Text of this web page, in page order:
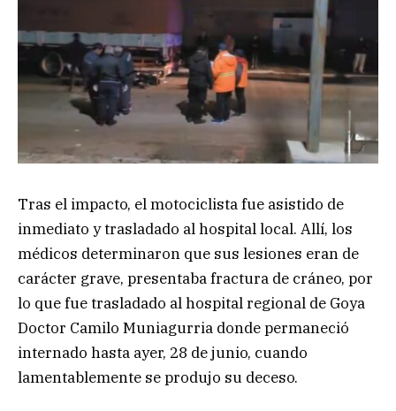
Tras el impacto, el motociclista fue asistido de
inmediato y trasladado al hospital local. Allí, los
médicos determinaron que sus lesiones eran de
carácter grave, presentaba fractura de cráneo, por
lo que fue trasladado al hospital regional de Goya
Doctor Camilo Muniagurria donde permaneció
internado hasta ayer, 28 de junio, cuando
lamentablemente se produjo su deceso.